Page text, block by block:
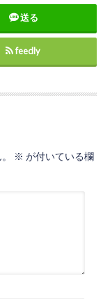
送る
feedly
※ が付いている欄